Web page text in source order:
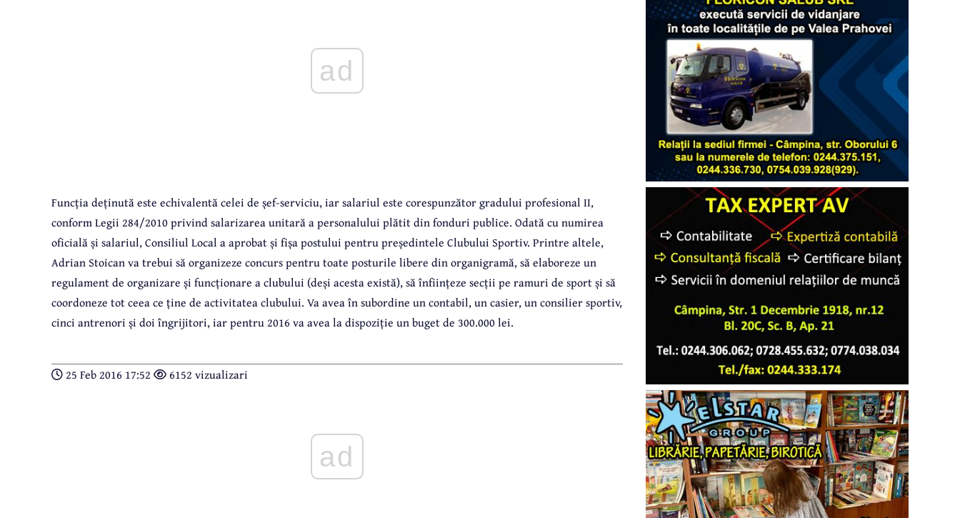
ad
Funcția deținută este echivalentă celei de șef-serviciu, iar salariul este corespunzător gradului profesional II,
conform Legii 284/2010 privind salarizarea unitară a personalului plătit din fonduri publice. Odată cu numirea
oficială și salariul, Consiliul Local a aprobat și fișa postului pentru președintele Clubului Sportiv. Printre altele,
Adrian Stoican va trebui să organizeze concurs pentru toate posturile libere din organigramă, să elaboreze un
regulament de organizare și funcționare a clubului (deși acesta există), să înființeze secții pe ramuri de sport și să
coordoneze tot ceea ce ține de activitatea clubului. Va avea în subordine un contabil, un casier, un consilier sportiv,
cinci antrenori și doi îngrijitori, iar pentru 2016 va avea la dispoziție un buget de 300.000 lei.
25 Feb 2016 17:52 6152 vizualizari
ad